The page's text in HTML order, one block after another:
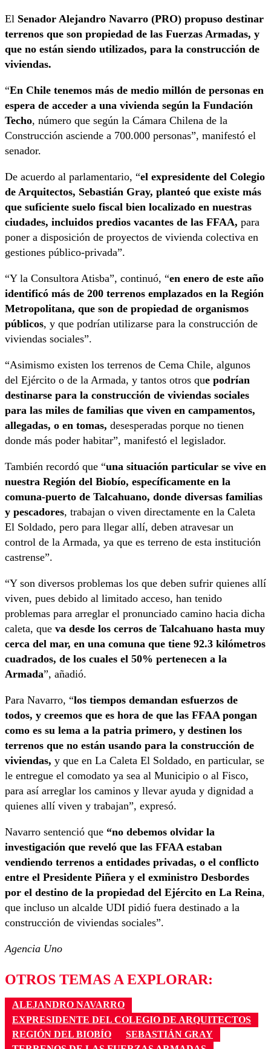
El Senador Alejandro Navarro (PRO) propuso destinar
terrenos que son propiedad de las Fuerzas Armadas, y
que no están siendo utilizados, para la construcción de
viviendas.
“En Chile tenemos más de medio millón de personas en
espera de acceder a una vivienda según la Fundación
Techo, número que según la Cámara Chilena de la
Construcción asciende a 700.000 personas”, manifestó el
senador.
De acuerdo al parlamentario, “el expresidente del Colegio
de Arquitectos, Sebastián Gray, planteó que existe más
que suficiente suelo fiscal bien localizado en nuestras
ciudades, incluidos predios vacantes de las FFAA, para
poner a disposición de proyectos de vivienda colectiva en
gestiones público-privada”.
“Y la Consultora Atisba”, continuó, “en enero de este año
identificó más de 200 terrenos emplazados en la Región
Metropolitana, que son de propiedad de organismos
públicos, y que podrían utilizarse para la construcción de
viviendas sociales”.
“Asimismo existen los terrenos de Cema Chile, algunos
del Ejército o de la Armada, y tantos otros que podrían
destinarse para la construcción de viviendas sociales
para las miles de familias que viven en campamentos,
allegadas, o en tomas, desesperadas porque no tienen
donde más poder habitar”, manifestó el legislador.
También recordó que “una situación particular se vive en
nuestra Región del Biobío, específicamente en la
comuna-puerto de Talcahuano, donde diversas familias
y pescadores, trabajan o viven directamente en la Caleta
El Soldado, pero para llegar allí, deben atravesar un
control de la Armada, ya que es terreno de esta institución
castrense”.
“Y son diversos problemas los que deben sufrir quienes allí
viven, pues debido al limitado acceso, han tenido
problemas para arreglar el pronunciado camino hacia dicha
caleta, que va desde los cerros de Talcahuano hasta muy
cerca del mar, en una comuna que tiene 92.3 kilómetros
cuadrados, de los cuales el 50% pertenecen a la
Armada”, añadió.
Para Navarro, “los tiempos demandan esfuerzos de
todos, y creemos que es hora de que las FFAA pongan
como es su lema a la patria primero, y destinen los
terrenos que no están usando para la construcción de
viviendas, y que en La Caleta El Soldado, en particular, se
le entregue el comodato ya sea al Municipio o al Fisco,
para así arreglar los caminos y llevar ayuda y dignidad a
quienes allí viven y trabajan”, expresó.
Navarro sentenció que “no debemos olvidar la
investigación que reveló que las FFAA estaban
vendiendo terrenos a entidades privadas, o el conflicto
entre el Presidente Piñera y el exministro Desbordes
por el destino de la propiedad del Ejército en La Reina,
que incluso un alcalde UDI pidió fuera destinado a la
construcción de viviendas sociales”.
Agencia Uno
OTROS TEMAS A EXPLORAR:
ALEJANDRO NAVARRO
EXPRESIDENTE DEL COLEGIO DE ARQUITECTOS
REGIÓN DEL BIOBÍO
SEBASTIÁN GRAY